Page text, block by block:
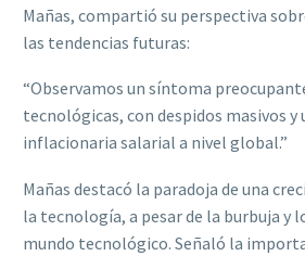
Mañas, compartió su perspectiva
las tendencias futuras:
“Observamos un síntoma
tecnológicas, con despidos masivos y
inflacionaria salarial a nivel global.”
Mañas destacó la paradoja de una
la tecnología, a pesar de la burbuja y
mundo tecnológico. Señaló la